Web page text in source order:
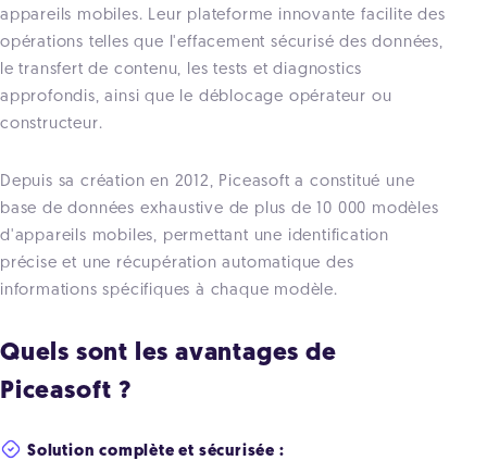
appareils mobiles. Leur plateforme innovante facilite des
opérations telles que l'effacement sécurisé des données,
le transfert de contenu, les tests et diagnostics
approfondis, ainsi que le déblocage opérateur ou
constructeur.
Depuis sa création en 2012, Piceasoft a constitué une
base de données exhaustive de plus de 10 000 modèles
d'appareils mobiles, permettant une identification
précise et une récupération automatique des
informations spécifiques à chaque modèle.
Quels sont les avantages de
Piceasoft ?
Solution complète et sécurisée :